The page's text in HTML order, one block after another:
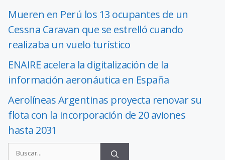
Mueren en Perú los 13 ocupantes de un
Cessna Caravan que se estrelló cuando
realizaba un vuelo turístico
ENAIRE acelera la digitalización de la
información aeronáutica en España
Aerolíneas Argentinas proyecta renovar su
flota con la incorporación de 20 aviones
hasta 2031